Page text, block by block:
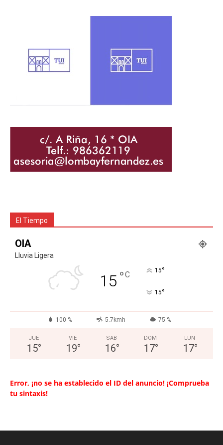
El Tiempo
OIA
Lluvia Ligera
15 °C 15°
15°
100 % 5.7kmh 75 %
JUE
15°
VIE
19°
SAB
16°
DOM
17°
LUN
17°
Error, ¡no se ha establecido el ID del anuncio! ¡Comprueba
tu sintaxis!